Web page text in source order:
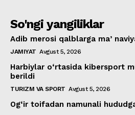
So'ngi yangiliklar
Adib merosi qalblarga
JAMIYAT Avgust 5, 2026
Harbiylar o‘rtasida kibersport
berildi
TURIZM VA SPORT Avgust 5, 2026
Og‘ir toifadan namunali